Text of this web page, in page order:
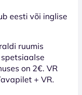
eesti või inglise
ruumis
on 2€. VR
+ VR.